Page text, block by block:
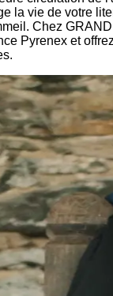
la vie de votre
Chez
Pyrenex et